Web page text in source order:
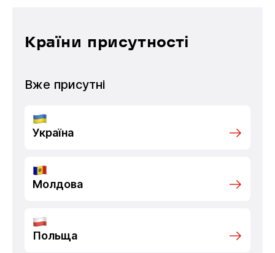
Країни присутності
Вже присутні
Україна
Молдова
Польща